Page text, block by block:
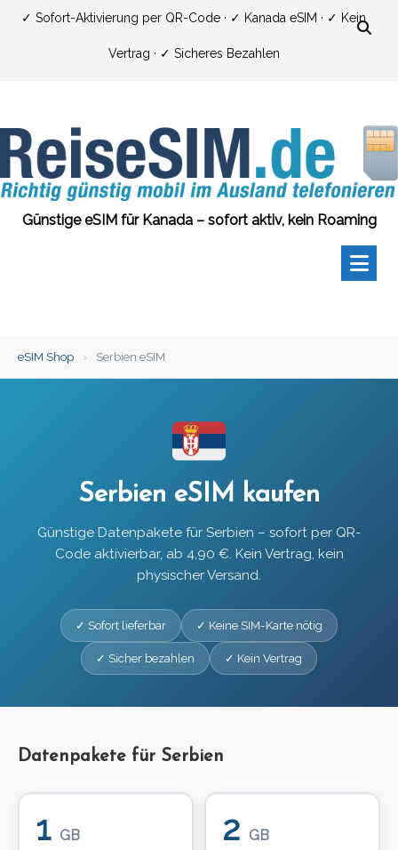
Zum✓ Sofort-Aktivierung per QR-Code · ✓ Kanada eSIM · ✓ Kein
Vertrag · ✓ Sicheres Bezahlen
Günstige eSIM für Kanada – sofort aktiv, kein Roaming
eSIM Shop › Serbien eSIM
Serbien eSIM kaufen
Günstige Datenpakete für Serbien – sofort per QR-
Code aktivierbar, ab 4,90 €. Kein Vertrag, kein
physischer Versand.
✓ Sofort lieferbar ✓ Keine SIM-Karte nötig
✓ Sicher bezahlen ✓ Kein Vertrag
Datenpakete für Serbien
1 GB 2 GB